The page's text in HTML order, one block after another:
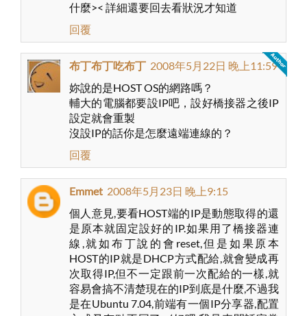
什麼>< 詳細還要回去看狀況才知道
回覆
布丁布丁吃布丁 2008年5月22日 晚上11:59
妳說的是HOST OS的網路嗎？
輔大的電腦都要設IP吧，設好橋接器之後IP
設定就會重製
沒設IP的話你是怎麼遠端連線的？
回覆
Emmet 2008年5月23日 晚上9:15
個人意見,要看HOST端的IP是動態取得的還
是原本就固定設好的IP.如果用了橋接器連
線,就如布丁說的會reset,但是如果原本
HOST的IP就是DHCP方式配給,就會變成再
次取得IP,但不一定跟前一次配給的一樣,就
容易會搞不清楚現在的IP到底是什麼,不過我
是在Ubuntu 7.04,前端有一個IP分享器,配置